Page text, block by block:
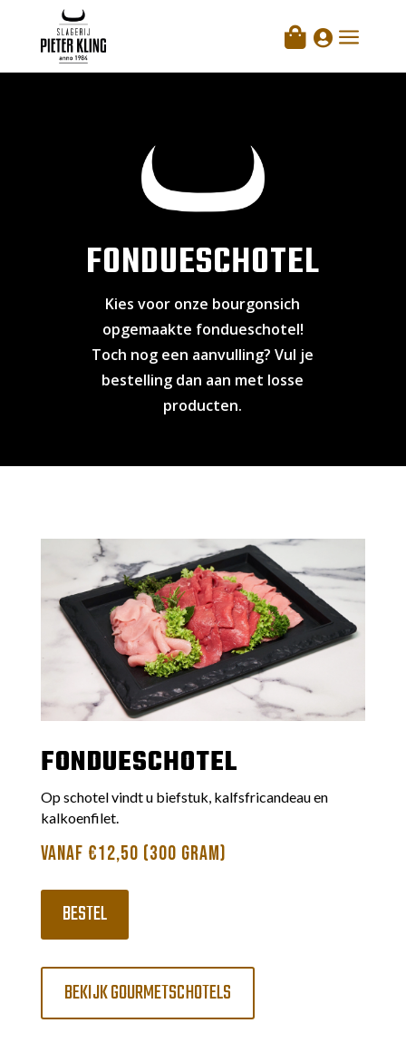
 a
FONDUESCHOTEL
Kies voor onze bourgonsich
opgemaakte fondueschotel!
Toch nog een aanvulling? Vul je
bestelling dan aan met losse
producten.
FONDUESCHOTEL
Op schotel vindt u biefstuk, kalfsfricandeau en
kalkoenfilet.
VANAF €12,50 (300 GRAM)
BESTEL
BEKIJK GOURMETSCHOTELS